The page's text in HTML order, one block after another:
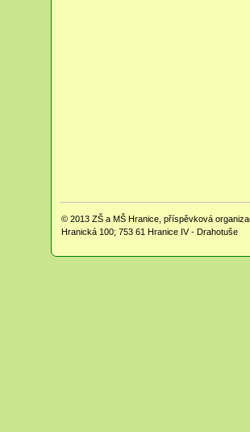
© 2013 ZŠ a MŠ Hranice, příspěvková
Hranická 100; 753 61 Hranice IV - Drahotuše